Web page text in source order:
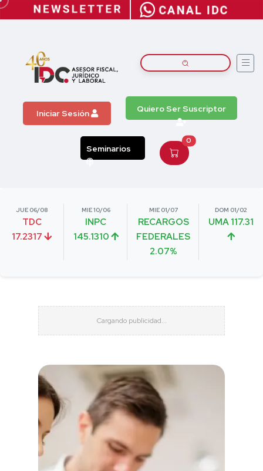
Iniciar Sesión Quiero Ser Suscriptor
Seminarios
0
JUE 06/08
TDC
17.2317
MIE 10/06
INPC
145.1310
MIE 01/07
RECARGOS
FEDERALES
2.07%
DOM 01/02
UMA 117.31